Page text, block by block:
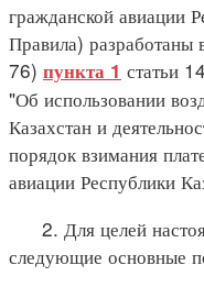
гражданской авиации
Правила) разработаны
76) пункта 1 статьи
"Об использовании
Казахстан и
порядок взимания
авиации Республики
2. Для целей
следующие основные